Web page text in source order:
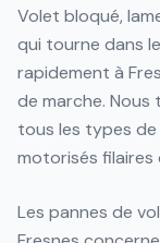
Volet bloqué,
qui tourne dans
rapidement à
de marche.
tous les types de
motorisés filaires
Les pannes de